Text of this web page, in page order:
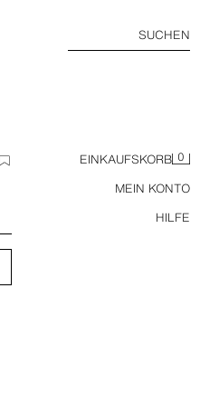
SUCHEN
EINKAUFSKORB 0
MEIN KONTO
HILFE